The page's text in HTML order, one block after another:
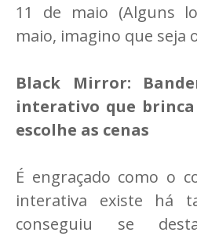
11 de maio (Alguns
maio, imagino que seja
Black Mirror:
interativo que brinca
escolhe as cenas
É engraçado como o
interativa existe há
conseguiu se